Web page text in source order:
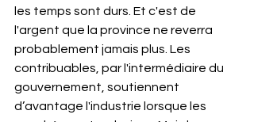
les temps sont durs. Et c'est de
l'argent que la province ne reverra
probablement jamais plus. Les
contribuables, par l'intermédiaire du
gouvernement, soutiennent
d’avantage l'industrie lorsque les